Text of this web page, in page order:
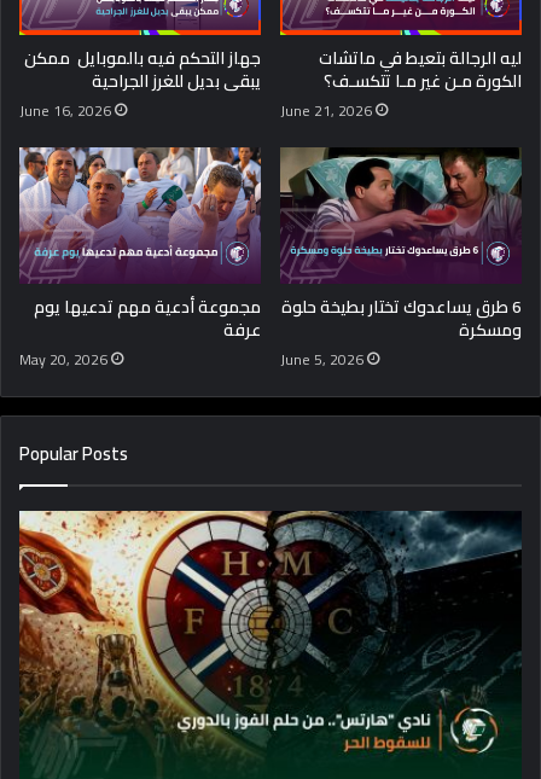
ليه الرجالة بتعيط في ماتشات
الكورة مـن غير مـا تتكسـف؟
June 21, 2026
جهاز التحكم فيه بالموبايل ممكن
يبقى بديل للغرز الجراحية
June 16, 2026
6 طرق يساعدوك تختار بطيخة حلوة
ومسكرة
June 5, 2026
مجموعة أدعية مهم تدعيها يوم
عرفة
May 20, 2026
Popular Posts